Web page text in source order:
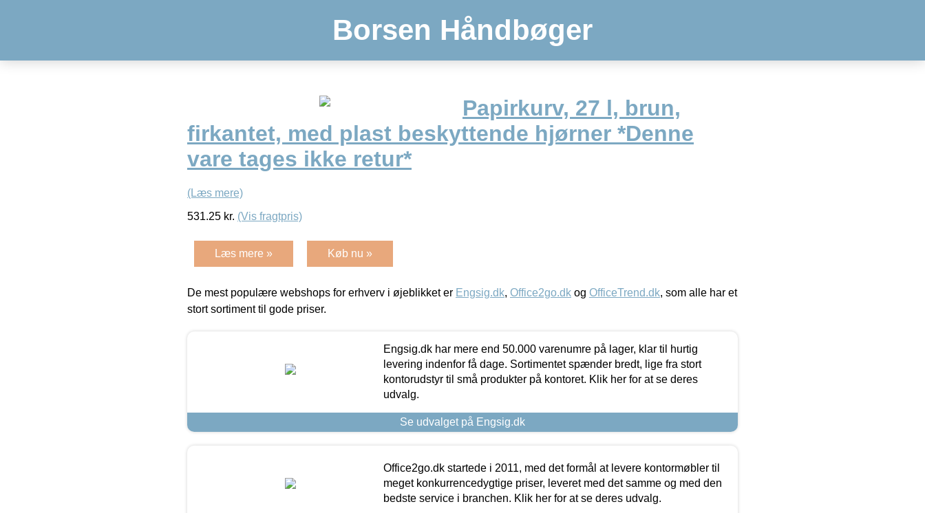
Borsen Håndbøger
Papirkurv, 27 l, brun,
firkantet, med plast beskyttende hjørner *Denne
vare tages ikke retur*
(Læs mere)
531.25 kr. (Vis fragtpris)
Læs mere » Køb nu »
De mest populære webshops for erhverv i øjeblikket er Engsig.dk, Office2go.dk og OfficeTrend.dk, som alle har et
stort sortiment til gode priser.
Engsig.dk har mere end 50.000 varenumre på lager, klar til hurtig
levering indenfor få dage. Sortimentet spænder bredt, lige fra stort
kontorudstyr til små produkter på kontoret. Klik her for at se deres
udvalg.
Se udvalget på Engsig.dk
Office2go.dk startede i 2011, med det formål at levere kontormøbler til
meget konkurrencedygtige priser, leveret med det samme og med den
bedste service i branchen. Klik her for at se deres udvalg.